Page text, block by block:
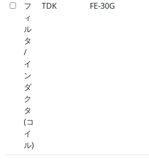
フ
ィ
ル
タ
/
イ
ン
ダ
ク
タ
(コ
イ
ル)
TDK FE-30G